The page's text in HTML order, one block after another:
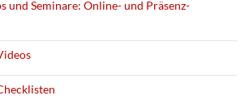
und Seminare: Online- und Präsenz-